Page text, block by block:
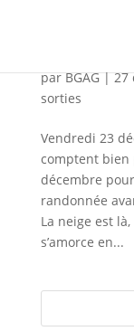
parBGAG|27
sorties
Vendredi 23
comptent bien
décembre
randonnée
La neige est
s’amorce en...